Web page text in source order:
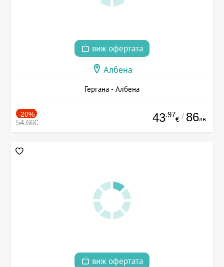
виж офертата
Албена
Гергана - Албена
-20%
54.66€ 43.97
€ / 86лв.
виж офертата